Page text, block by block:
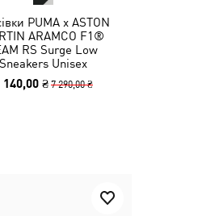
PUMA x ASTON
ARAMCO F1®
RS Surge Low
Sneakers Unisex
140,00 ₴ 7 290,00 ₴